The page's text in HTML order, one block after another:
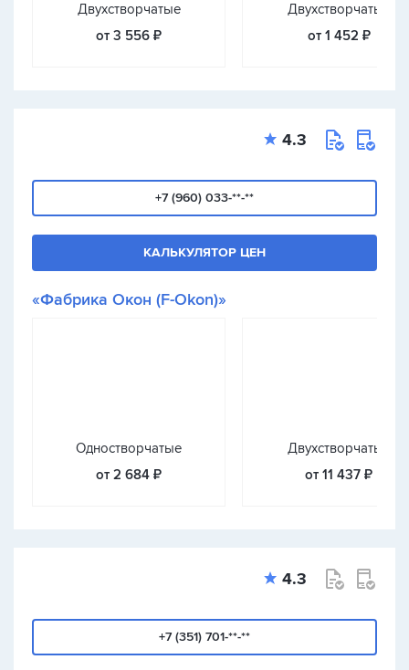
Двухстворчатые
от 3 556 ₽
Двухстворчатые
от 1 452 ₽
4.3
+7 (960) 033-**-**
КАЛЬКУЛЯТОР ЦЕН
«Фабрика Окон (F-Okon)»
Одностворчатые
от 2 684 ₽
Двухстворчатые
от 11 437 ₽
4.3
+7 (351) 701-**-**